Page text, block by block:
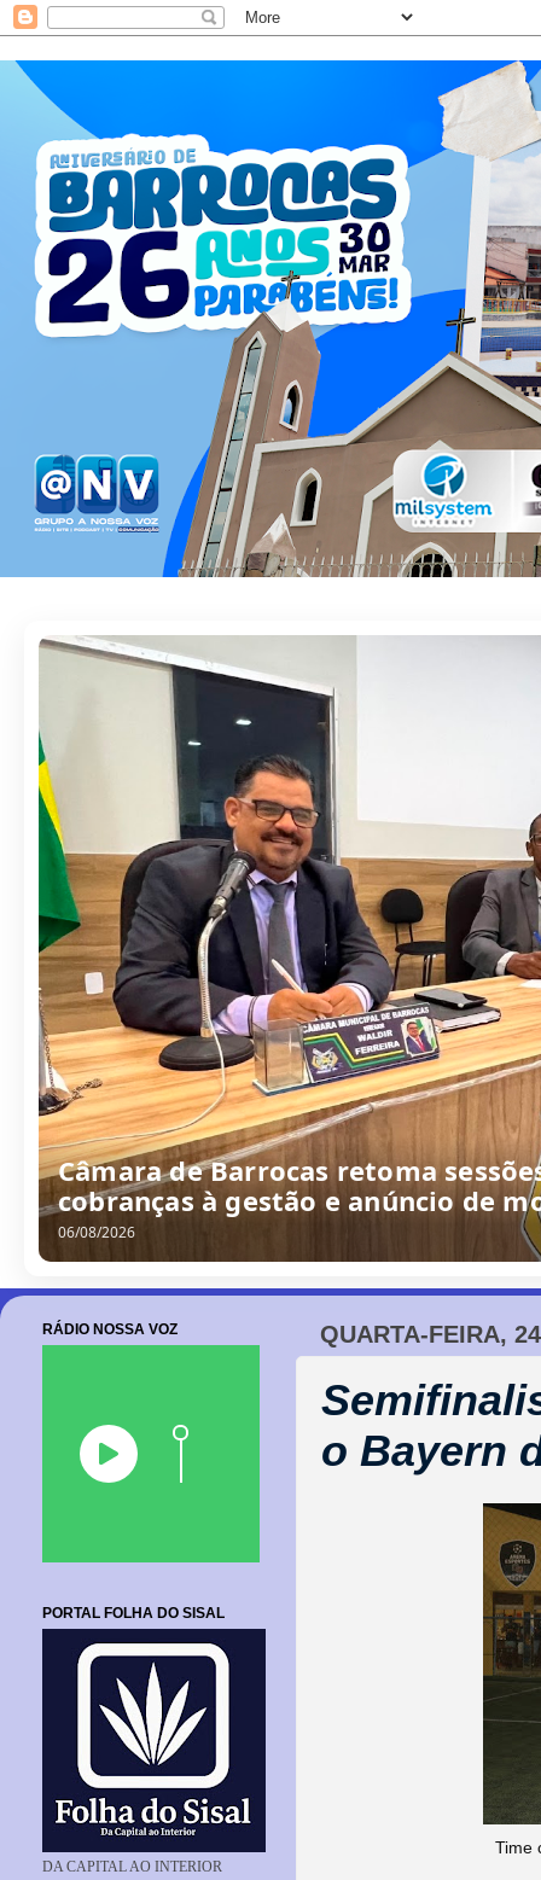
Câmara de Barrocas retoma
cobranças à gestão e anúncio de
06/08/2026
QUARTA-FEIRA,
o Bayern
Time
RÁDIO NOSSA VOZ
PORTAL FOLHA DO SISAL
DA CAPITAL AO INTERIOR